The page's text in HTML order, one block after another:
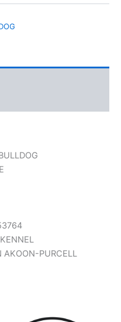
AKOON-PURCELL